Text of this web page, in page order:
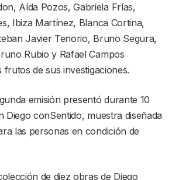
Aída Pozos, Gabriela Frías,
Ibiza Martínez, Blanca Cortina,
Javier Tenorio, Bruno Segura,
Rubio y Rafael Campos
de sus investigaciones.
emisión presentó durante 10
Diego conSentido, muestra diseñada
las personas en condición de
de diez obras de Diego